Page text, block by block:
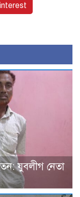
যুবলীগ নেতা